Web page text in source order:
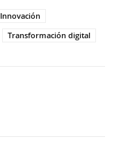
Innovación
Transformación digital